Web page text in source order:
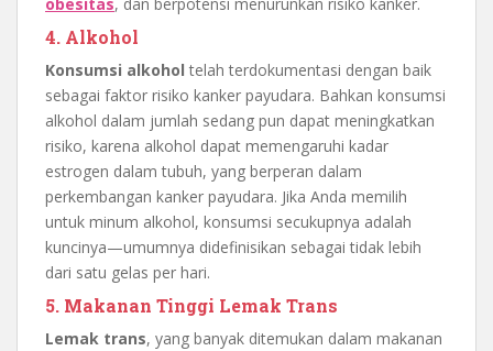
obesitas, dan berpotensi menurunkan risiko kanker.
4. Alkohol
Konsumsi alkohol telah terdokumentasi dengan baik
sebagai faktor risiko kanker payudara. Bahkan konsumsi
alkohol dalam jumlah sedang pun dapat meningkatkan
risiko, karena alkohol dapat memengaruhi kadar
estrogen dalam tubuh, yang berperan dalam
perkembangan kanker payudara. Jika Anda memilih
untuk minum alkohol, konsumsi secukupnya adalah
kuncinya—umumnya didefinisikan sebagai tidak lebih
dari satu gelas per hari.
5. Makanan Tinggi Lemak Trans
Lemak trans, yang banyak ditemukan dalam makanan